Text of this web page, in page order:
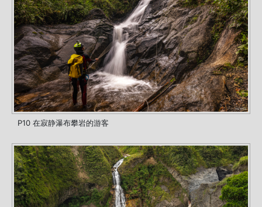
P10 在寂静瀑布攀岩的游客